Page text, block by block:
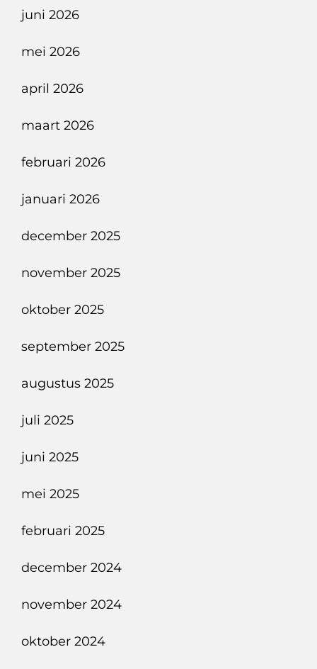
juni 2026
mei 2026
april 2026
maart 2026
februari 2026
januari 2026
december 2025
november 2025
oktober 2025
september 2025
augustus 2025
juli 2025
juni 2025
mei 2025
februari 2025
december 2024
november 2024
oktober 2024